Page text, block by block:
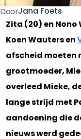
DoorJana Foets
Zita (20) en Nono
Koen Wauters en
afscheid moeten
grootmoeder,
overleed Mieke,
lange strijd met
aandoening die
nieuws werd